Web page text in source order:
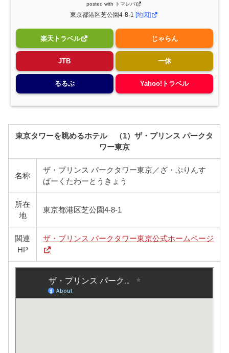
posted with トマレバ
東京都港区芝公園4-8-1 [地図]
楽天トラベル じゃらん
JTB 一休
るるぶ Yahoo!トラベル
東京タワーを眺めるホテル （1）ザ・プリンス パークタ
ワー東京
名称
ザ・プリンス パークタワー東京／ざ・ぷりんす
ぱーくたわーとうきょう
所在
地
東京都港区芝公園4-8-1
関連
HP
ザ・プリンス パークタワー東京公式ホームページ